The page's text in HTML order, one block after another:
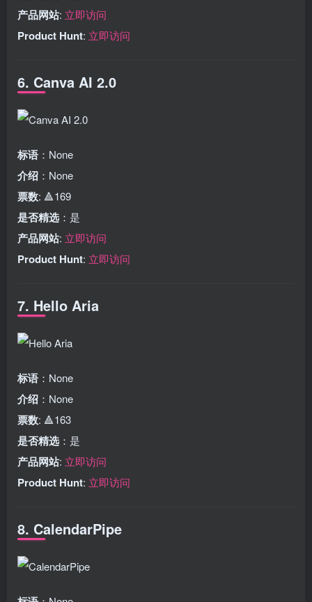
产品网站: 立即访问
Product Hunt: 立即访问
6. Canva AI 2.0
标语 ：None
介绍 ：None
票数: 🔺169
是否精选 ：是
产品网站: 立即访问
Product Hunt: 立即访问
7. Hello Aria
标语 ：None
介绍 ：None
票数: 🔺163
是否精选 ：是
产品网站: 立即访问
Product Hunt: 立即访问
8. CalendarPipe